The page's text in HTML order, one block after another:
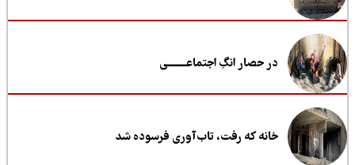
در حصار انگِ اجتماعــــــــی
خانه که رفت، تاب‌آوری فرسوده شد